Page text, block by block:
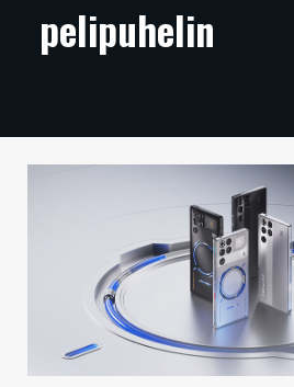
ARTIKKELIT
TECHBBS
VAIHDA TEEMA
pelipuhelin